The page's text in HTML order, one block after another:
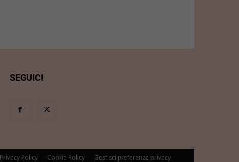
SEGUICI
Privacy Policy Cookie Policy Gestisci preferenze privacy